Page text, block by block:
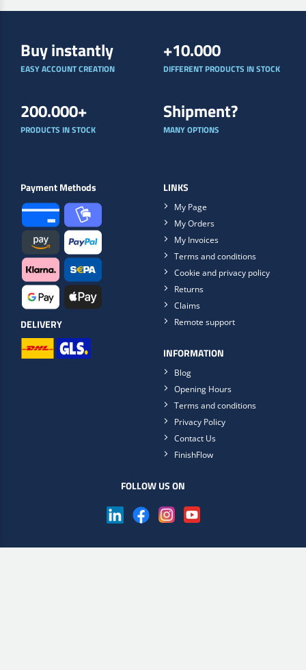
Buy instantly
EASY ACCOUNT CREATION
+10.000
DIFFERENT PRODUCTS IN STOCK
200.000+
PRODUCTS IN STOCK
Shipment?
MANY OPTIONS
Payment Methods
DELIVERY
LINKS
My Page
My Orders
My Invoices
Terms and conditions
Cookie and privacy policy
Returns
Claims
Remote support
INFORMATION
Blog
Opening Hours
Terms and conditions
Privacy Policy
Contact Us
FinishFlow
FOLLOW US ON
Get the Scan2Web app now